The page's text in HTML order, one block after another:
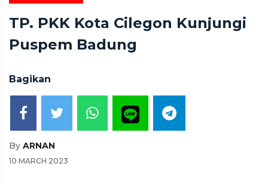
TP. PKK Kota Cilegon Kunjungi
Puspem Badung
Bagikan
By ARNAN
10 MARCH 2023